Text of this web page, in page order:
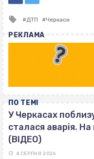
Tagged
ДТП Черкаси
РЕКЛАМА
ПО ТЕМІ
У Черкасах
сталася аварія.
(ВІДЕО)
4 СЕРПНЯ 2026